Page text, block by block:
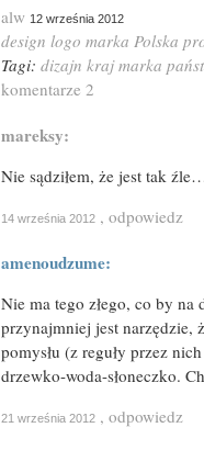
alw 12 września 2012
design logo marka Polska
Tagi: dizajn kraj marka
komentarze 2
mareksy:
Nie sądziłem, że jest tak
14 września 2012 , odpowiedz
amenoudzume:
Nie ma tego złego, co by na
przynajmniej jest narzędzie,
pomysłu (z reguły przez
drzewko-woda-słoneczko.
21 września 2012 , odpowiedz